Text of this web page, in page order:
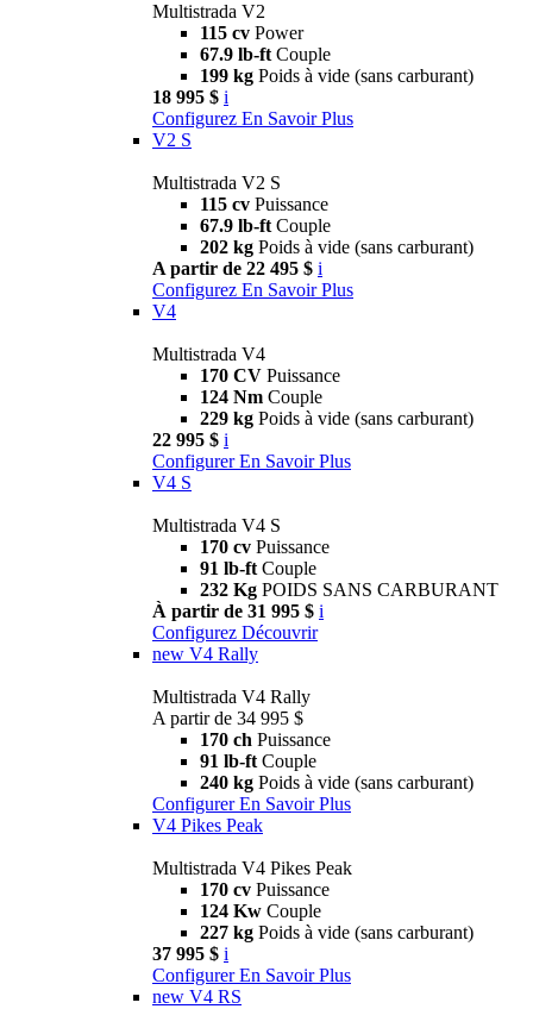
Multistrada V2
115 cv Power
67.9 lb-ft Couple
199 kg Poids à vide (sans carburant)
18 995 $ i
Configurez En Savoir Plus
V2 S
Multistrada V2 S
115 cv Puissance
67.9 lb-ft Couple
202 kg Poids à vide (sans carburant)
A partir de 22 495 $ i
Configurez En Savoir Plus
V4
Multistrada V4
170 CV Puissance
124 Nm Couple
229 kg Poids à vide (sans carburant)
22 995 $ i
Configurer En Savoir Plus
V4 S
Multistrada V4 S
170 cv Puissance
91 lb-ft Couple
232 Kg POIDS SANS CARBURANT
À partir de 31 995 $ i
Configurez Découvrir
new V4 Rally
Multistrada V4 Rally
A partir de 34 995 $
170 ch Puissance
91 lb-ft Couple
240 kg Poids à vide (sans carburant)
Configurer En Savoir Plus
V4 Pikes Peak
Multistrada V4 Pikes Peak
170 cv Puissance
124 Kw Couple
227 kg Poids à vide (sans carburant)
37 995 $ i
Configurer En Savoir Plus
new V4 RS